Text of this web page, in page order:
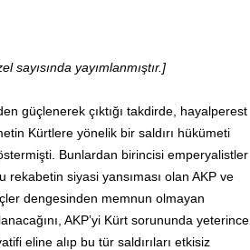
sayısında yayımlanmıştır.]
güçlenerek çıktığı takdirde, hayalperest
Kürtlere yönelik bir saldırı hükümeti
Bunlardan birincisi emperyalistler
rekabetin siyasi yansıması olan AKP ve
dengesinden memnun olmayan
AKP’yi Kürt sorununda yeterince
eline alıp bu tür saldırıları etkisiz